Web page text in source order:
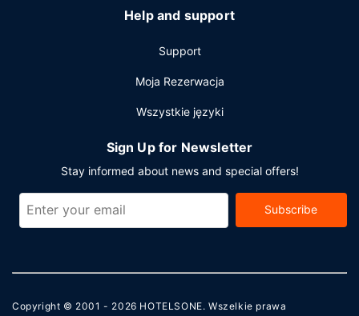
ekspresowe wymeldowanie oraz recepcja całodobowa.
Jeżeli planujesz spotkanie w mieście Lanai City, hotel
m kw. (40579 stopy kwadratowe). Bezpłatne
udogodnienia to transport z lotniska i na lotnisko (całą
Help and support
Support
Moja Rezerwacja
Wszystkie języki
Sign Up for Newsletter
Stay informed about news and special offers!
Subscribe
Copyright © 2001 - 2026 HOTELSONE. Wszelkie prawa